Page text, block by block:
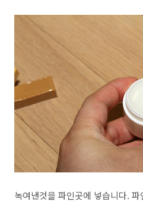
녹여낸것을 파인곳에 넣습니다.